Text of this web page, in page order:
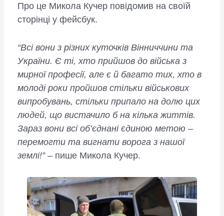
Про це Микола Кучер повідомив на своїй
сторінці у фейсбук.
“Всі вони з різних куточків Вінниччини та
України. Є ті, хто прийшов до війська з
мирної професії, але є й багато тих, хто в
молоді роки пройшов стільки військових
випробувань, стільки припало на долю цих
людей, що вистачило б на кілька життів.
Зараз вони всі об’єднані єдиною метою –
перемогти та вигнати ворога з нашої
землі!”– пише Микола Кучер.